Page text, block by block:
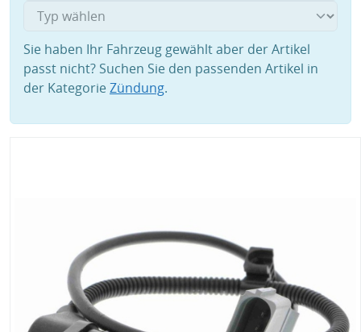
Sie haben Ihr Fahrzeug gewählt aber der Artikel
passt nicht? Suchen Sie den passenden Artikel in
der KategorieZündung.